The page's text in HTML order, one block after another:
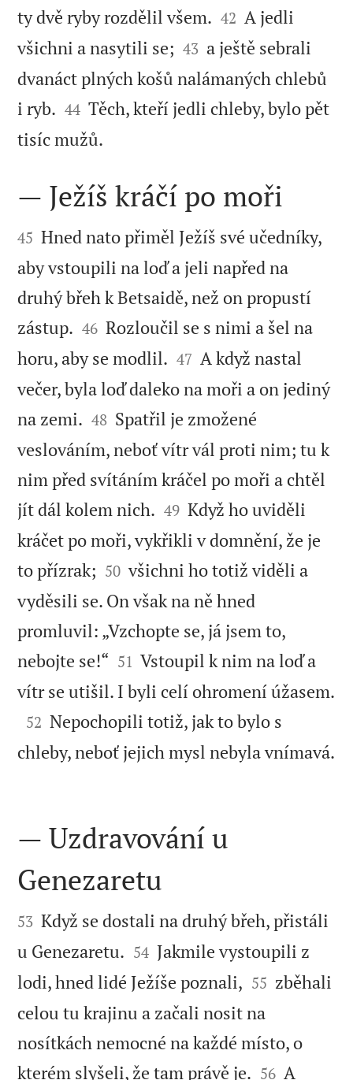
ty dvě ryby rozdělil všem. 

42 A jedli
všichni a nasytili se; 

43 a ještě sebrali
dvanáct plných košů nalámaných chlebů
i ryb. 

44 Těch, kteří jedli chleby, bylo pět
tisíc mužů.

— Ježíš kráčí po moři

45 Hned nato přiměl Ježíš své učedníky,
aby vstoupili na loď a jeli napřed na
druhý břeh k Betsaidě, než on propustí
zástup. 

46 Rozloučil se s nimi a šel na
horu, aby se modlil. 

47 A když nastal
večer, byla loď daleko na moři a on jediný
na zemi. 

48 Spatřil je zmožené
veslováním, neboť vítr vál proti nim; tu k
nim před svítáním kráčel po moři a chtěl
jít dál kolem nich. 

49 Když ho uviděli
kráčet po moři, vykřikli v domnění, že je
to přízrak; 

50 všichni ho totiž viděli a
vyděsili se. On však na ně hned
promluvil: „Vzchopte se, já jsem to,
nebojte se!“ 

51 Vstoupil k nim na loď a
vítr se utišil. I byli celí ohromení úžasem.

52 Nepochopili totiž, jak to bylo s
chleby, neboť jejich mysl nebyla vnímavá.

— Uzdravování u
Genezaretu

53 Když se dostali na druhý břeh, přistáli
u Genezaretu. 

54 Jakmile vystoupili z
lodi, hned lidé Ježíše poznali, 

55 zběhali
celou tu krajinu a začali nosit na
nosítkách nemocné na každé místo, o
kterém slyšeli, že tam právě je. 

56 A